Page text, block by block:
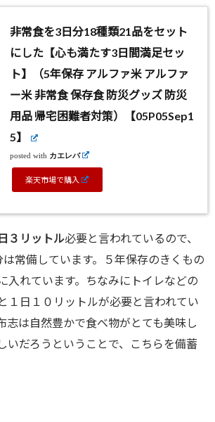
非常食を3日分18種類21品をセット
にした【心も満たす3日間満足セッ
ト】（5年保存 アルファ米 アルファ
ー米 非常食 保存食 防災グッズ 防災
用品 帰宅困難者対策）【05P05Sep1
5】
posted with カエレバ
楽天市場で購入
３リットル必要と言われているので、
常備しています。５年保存のきくもの
入れています。ちなみにトイレなどの
１日１０リットルが必要と言われてい
志は自然豊かで食べ物がとても美味し
いだろうということで、こちらを備蓄